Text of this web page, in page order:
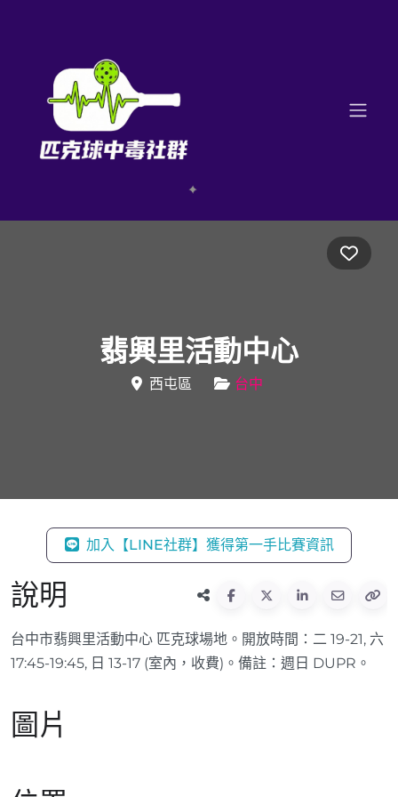
翡興里活動中心
西屯區 台中
加入【LINE社群】獲得第一手比賽資訊
說明
台中市翡興里活動中心 匹克球場地。開放時間：二 19-21, 六
17:45-19:45, 日 13-17 (室內，收費)。備註：週日 DUPR。
圖片